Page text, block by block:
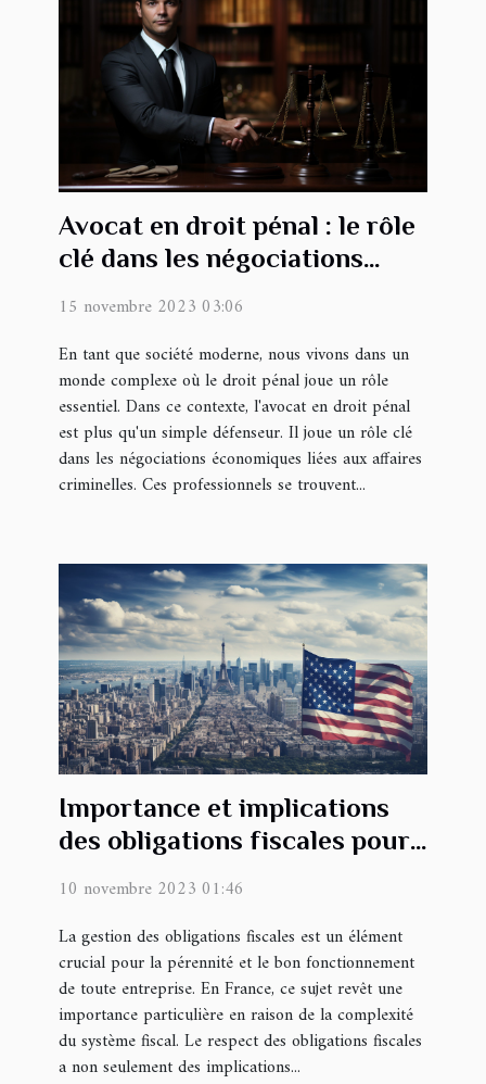
Avocat en droit pénal : le rôle
clé dans les négociations
15 novembre 2023 03:06
En tant que société moderne, nous vivons dans un
monde complexe où le droit pénal joue un rôle
essentiel. Dans ce contexte, l'avocat en droit pénal
est plus qu'un simple défenseur. Il joue un rôle clé
dans les négociations économiques liées aux affaires
criminelles. Ces professionnels se trouvent...
Importance et implications
des obligations fiscales pour
10 novembre 2023 01:46
La gestion des obligations fiscales est un élément
crucial pour la pérennité et le bon fonctionnement
de toute entreprise. En France, ce sujet revêt une
importance particulière en raison de la complexité
du système fiscal. Le respect des obligations fiscales
a non seulement des implications...